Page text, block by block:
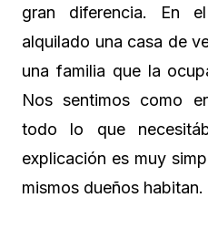
gran diferencia. En
alquilado una casa de
una familia que la
Nos sentimos como
todo lo que
explicación es muy
mismos dueños habitan.